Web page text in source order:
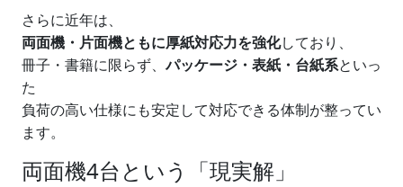
さらに近年は、
両面機・片面機ともに厚紙対応力を強化しており、
冊子・書籍に限らず、パッケージ・表紙・台紙系といっ
た
負荷の高い仕様にも安定して対応できる体制が整ってい
ます。
両面機4台という「現実解」